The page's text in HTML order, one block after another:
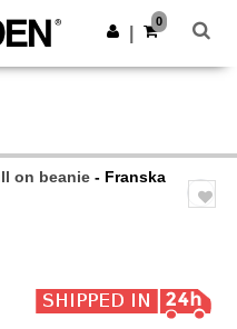
Hämta app
0
on beanie - Franska